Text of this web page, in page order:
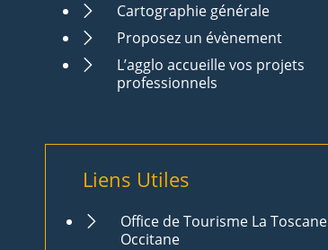
Cartographie générale
Proposez un évènement
L’agglo accueille vos projets
professionnels
Liens Utiles
Office de Tourisme La Toscane
Occitane